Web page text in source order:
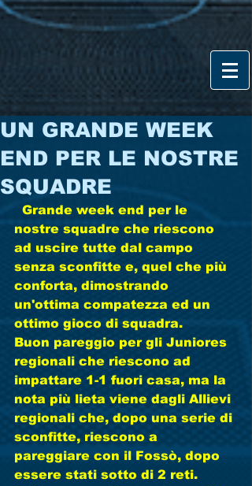
UN GRANDE WEEK
END PER LE NOSTRE
SQUADRE
nostre squadre che riescono
ad uscire tutte dal campo
senza sconfitte e, quel che più
conforta, dimostrando
un'ottima compatezza ed un
ottimo gioco di squadra.
Buon pareggio per gli Juniores
regionali che riescono ad
impattare 1-1 fuori casa, ma la
nota più lieta viene dagli Allievi
regionali che, dopo una serie di
sconfitte, riescono a
pareggiare con il Fossò, dopo
essere stati sotto di 2 reti.